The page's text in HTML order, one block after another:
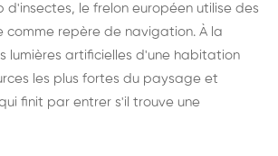
d'insectes, le frelon européen utilise des
comme repère de navigation. À la
lumières artificielles d'une habitation
les plus fortes du paysage et
finit par entrer s'il trouve une